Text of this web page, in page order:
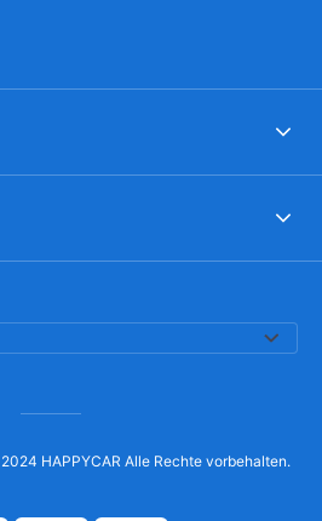
HAPPYCAR Alle Rechte vorbehalten.